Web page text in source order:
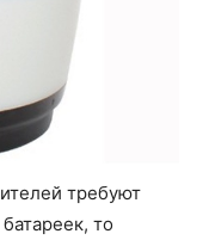
требуют
то